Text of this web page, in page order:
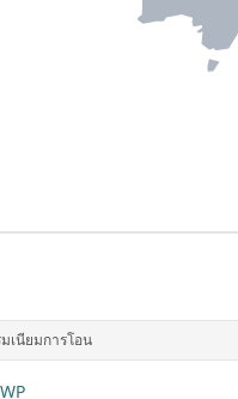
เนียมการโอน